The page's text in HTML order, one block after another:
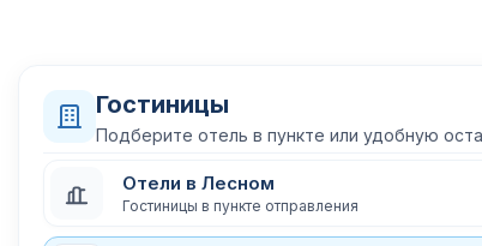
Гостиницы
Подберите отель в пункте или удобную
Отели в Лесном
Гостиницы в пункте отправления